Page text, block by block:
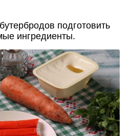
подготовить
ингредиенты.